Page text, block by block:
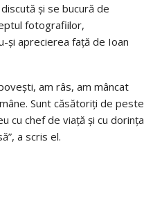
și se bucură de
fotografiilor,
și aprecierea față de Ioan
am râs, am mâncat
Sunt căsătoriți de peste
cu chef de viață și cu dorința
a scris el.